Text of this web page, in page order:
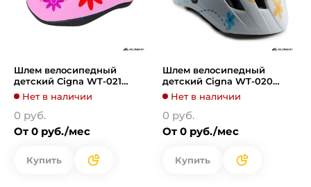
Шлем велосипедный
детский Cigna WT-021
(чёрный/розовый)
Нет в наличии
0 руб.
От 0 руб./мес
Купить
Шлем велосипедный
детский Cigna WT-020
(белый)
Нет в наличии
0 руб.
От 0 руб./мес
Купить